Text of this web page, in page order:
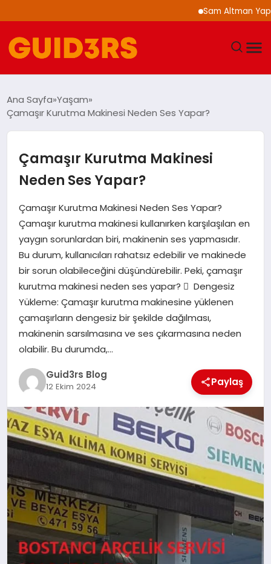
Sam Altman Yapay
YAŞAM
TEKNOLOJI
SPOR
SAĞLIK
EKONOMI
MAGAZIN
EĞITIM
Ana Sayfa Yaşam
Çamaşır Kurutma Makinesi Neden Ses Yapar?
Çamaşır Kurutma Makinesi
Neden Ses Yapar?
Çamaşır Kurutma Makinesi Neden Ses Yapar?
Çamaşır kurutma makinesi kullanırken karşılaşılan en
yaygın sorunlardan biri, makinenin ses yapmasıdır.
Bu durum, kullanıcıları rahatsız edebilir ve makinede
bir sorun olabileceğini düşündürebilir. Peki, çamaşır
kurutma makinesi neden ses yapar?  Dengesiz
Yükleme: Çamaşır kurutma makinesine yüklenen
çamaşırların dengesiz bir şekilde dağılması,
makinenin sarsılmasına ve ses çıkarmasına neden
olabilir. Bu durumda,…
Guid3rs Blog
12 Ekim 2024 Paylaş